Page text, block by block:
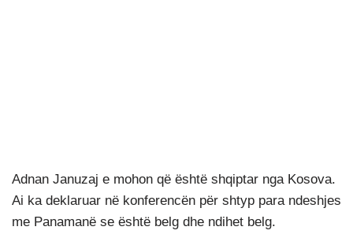
Adnan Januzaj e mohon që është shqiptar nga Kosova.
Ai ka deklaruar në konferencën për shtyp para ndeshjes
me Panamanë se është belg dhe ndihet belg.